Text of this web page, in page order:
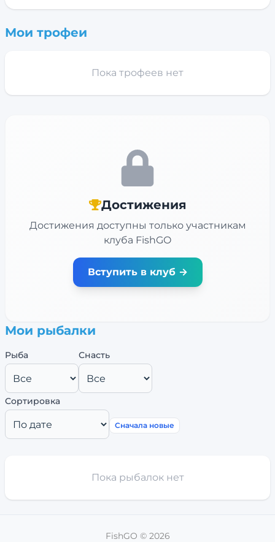
Мои трофеи
Пока трофеев нет
Достижения
Достижения доступны только участникам
клуба FishGO
Вступить в клуб →
Мои рыбалки
Рыба Снасть
Сортировка
Сначала новые
Пока рыбалок нет
FishGO © 2026